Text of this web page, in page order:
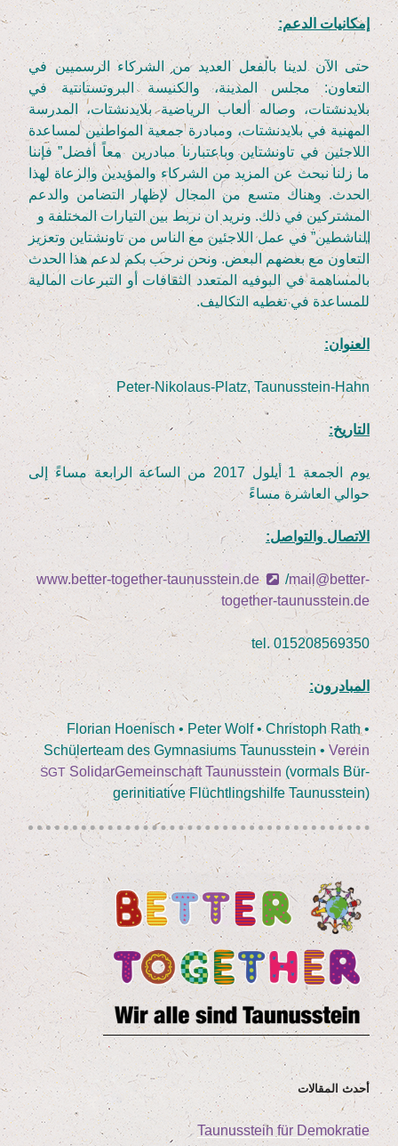
إمكانيات الدعم:
حتى الآن لدينا بالفعل العديد من الشركاء الرسميين في
التعاون: مجلس المدينة، والكنيسة البروتستانتية في
بلايدنشتات، وصاله ألعاب الرياضية بلايدنشتات، المدرسة
المهنية في بلايدنشتات، ومبادرة جمعية المواطنين لمساعدة
اللاجئين في تاونشتاين وباعتبارنا مبادرين
„
معاً أفضل” فإننا
ما زلنا نبحث عن المزيد من الشركاء والمؤيدين والرعاة لهذا
الحدث. وهناك متسع من المجال لإظهار التضامن والدعم
المشتركين في ذلك. ونريد ان نربط بين التيارات المختلفة و
„الناشطين” في عمل اللاجئين مع الناس من تاونشتاين وتعزيز
التعاون مع بعضهم البعض. ونحن نرحب بكم لدعم هذا الحدث
بالمساهمة في البوفيه المتعدد الثقافات أو التبرعات المالية
للمساعدة في تغطيه التكاليف.
العنوان:
Peter-Niko­laus-Platz, Taunusstein-Hahn
التاريخ:
يوم الجمعة 1أيلول2017 من الساعة الرابعة مساءً إلى
حوالي العاشرة مساءً
الاتصال والتواصل:
www.better-together-taunusstein.de /​mail@better-
together-taunusstein.de
tel. 015208569350
المبادرون:
Flo­ri­an Hoe­nisch • Peter Wolf • Chris­toph Rath •
Schü­ler­team des Gym­na­si­ums Tau­nus­stein • Ver­ein
SGT Soli­dar­Ge­mein­schaft Tau­nus­stein (vor­mals Bür­
ger­initia­ti­ve Flücht­lings­hil­fe Taunusstein)
أحدث المقالات
Tau­nus­stein für Demokratie